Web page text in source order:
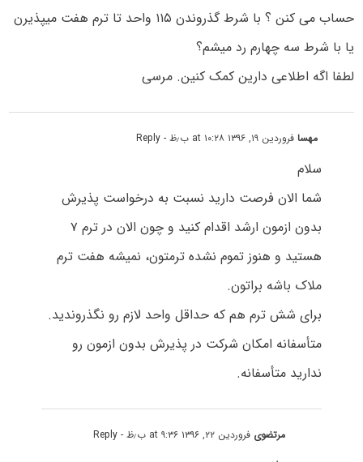
حساب می کنن ؟ با شرط گذروندن ۱۱۵ واحد تا ترم هفت میپذیرن
یا با شرط سه چهارم رد میشم؟
لطفا اگه اطلاعی دارین کمک کنین. مرسی
مهسافروردین ۱۹, ۱۳۹۶ at ۱۰:۲۸ ب٫ظ - Reply
سلام
شما الان فرصت دارید نسبت به درخواست پذیرش
بدون ازمون ارشد اقدام کنید و چون الان در ترم ۷
هستید و هنوز تموم نشده ترمتون، نمیشه هفت ترم
ملاک باشه براتون.
برای شش ترم هم که حداقل واحد لازم رو نگذروندید.
متأسفانه امکان شرکت در پذیرش بدون ازمون رو
ندارید متأسفانه.
مرتضوی فروردین ۲۲, ۱۳۹۶ at ۹:۳۶ ب٫ظ - Reply